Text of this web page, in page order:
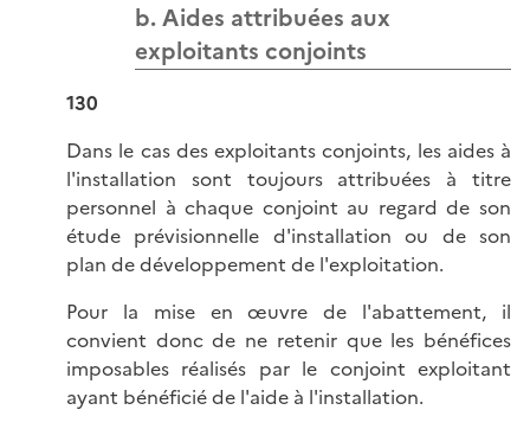
b. Aides attribuées aux
exploitants conjoints
130
Dans le cas des exploitants conjoints, les aides à
l'installation sont toujours attribuées à titre
personnel à chaque conjoint au regard de son
étude prévisionnelle d'installation ou de son
plan de développement de l'exploitation.
Pour la mise en œuvre de l'abattement, il
convient donc de ne retenir que les bénéfices
imposables réalisés par le conjoint exploitant
ayant bénéficié de l'aide à l'installation.